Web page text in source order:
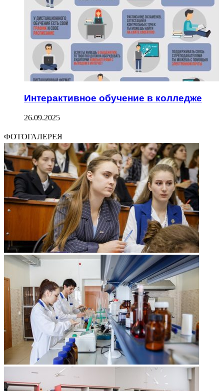
Интерактивное обучение в колледже
26.09.2025
ФОТОГАЛЕРЕЯ